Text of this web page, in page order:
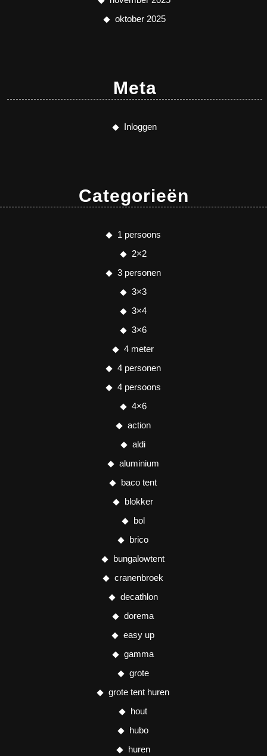
oktober 2025
Meta
Inloggen
Categorieën
1 persoons
2×2
3 personen
3×3
3×4
3×6
4 meter
4 personen
4 persoons
4×6
action
aldi
aluminium
baco tent
blokker
bol
brico
bungalowtent
cranenbroek
decathlon
dorema
easy up
gamma
grote
grote tent huren
hout
hubo
huren